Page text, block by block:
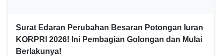
Surat Edaran Perubahan Besaran Potongan Iuran
KORPRI 2026! Ini Pembagian Golongan dan Mulai
Berlakunya!